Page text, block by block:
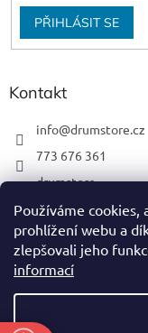
Používáme cookies,
prohlížení webu a
zlepšovali jeho
informací
PŘIHLÁSIT SE
Kontakt
info@drumstore.cz
773 676 361
drumstore
drumstore.cz
https://